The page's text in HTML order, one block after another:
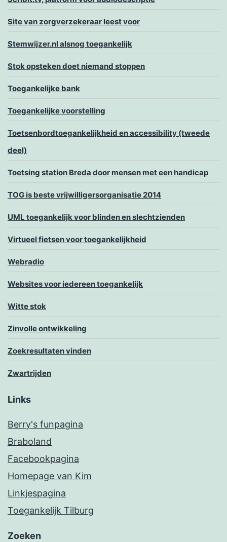
Site van zorgverzekeraar leest voor
Stemwijzer.nl alsnog toegankelijk
Stok opsteken doet niemand stoppen
Toegankelijke bank
Toegankelijke voorstelling
Toetsenbordtoegankelijkheid en accessibility (tweede
deel)
Toetsing station Breda door mensen met een handicap
TOG is beste vrijwilligersorganisatie 2014
UML toegankelijk voor blinden en slechtzienden
Virtueel fietsen voor toegankelijkheid
Webradio
Websites voor iedereen toegankelijk
Witte stok
Zinvolle ontwikkeling
Zoekresultaten vinden
Zwartrijden
Links
Berry's funpagina
Braboland
Facebookpagina
Homepage van Kim
Linkjespagina
Toegankelijk Tilburg
Zoeken